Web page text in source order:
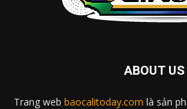
ABOUT US
Trang web baocalitoday.com là sản